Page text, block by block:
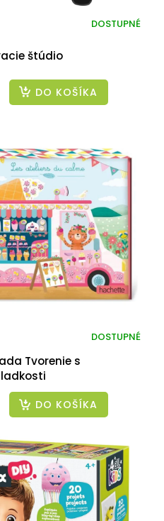
štúdio
DOSTUPNÉ
DO KOŠÍKA
Tvorenie s
DOSTUPNÉ
DO KOŠÍKA